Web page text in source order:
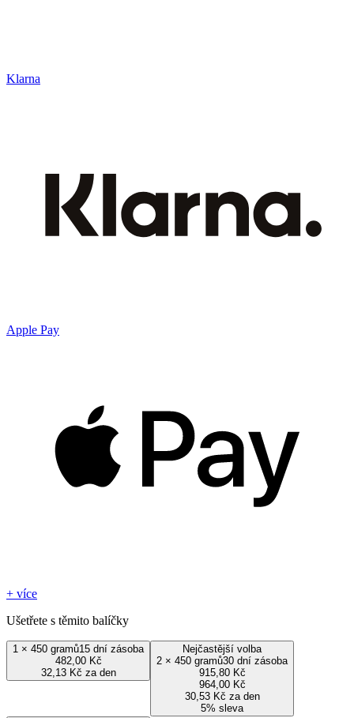
Klarna
Apple Pay
+ více
Ušetřete s těmito balíčky
1 × 450 gramů15 dní zásoba
482,00 Kč
32,13 Kč za den
Nejčastější volba
2 × 450 gramů30 dní zásoba
915,80 Kč
964,00 Kč
30,53 Kč za den
5% sleva